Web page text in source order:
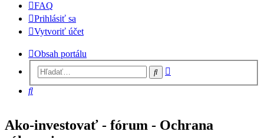
FAQ
Prihlásiť sa
Vytvoriť účet
Obsah portálu
Hľadať
Hľadať
Ako-investovať - fórum - Ochrana